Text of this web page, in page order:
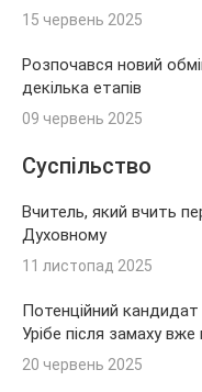
15 червень 2025
Розпочався новий
декілька етапів
09 червень 2025
Суспільство
Вчитель, який вчить
Духовному
11 листопад 2025
Потенційний кандидат
Урібе після замаху
20 червень 2025